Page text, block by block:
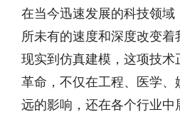
在当今迅速发展的科技领
所未有的速度和深度改变
现实到仿真建模，这项技术
革命，不仅在工程、医学、
远的影响，还在各个行业中